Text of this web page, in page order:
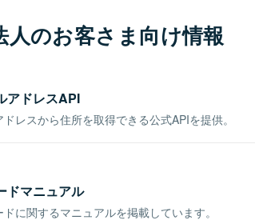
人のお客さま向け情報
アドレスAPI
レスから住所を取得できる公式APIを提供。
ドマニュアル
に関するマニュアルを掲載しています。